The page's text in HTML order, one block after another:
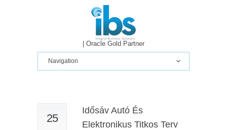
IBS IT
| Oracle Gold Partner
25
Idősáv Autó És
Elektronikus Titkos Terv